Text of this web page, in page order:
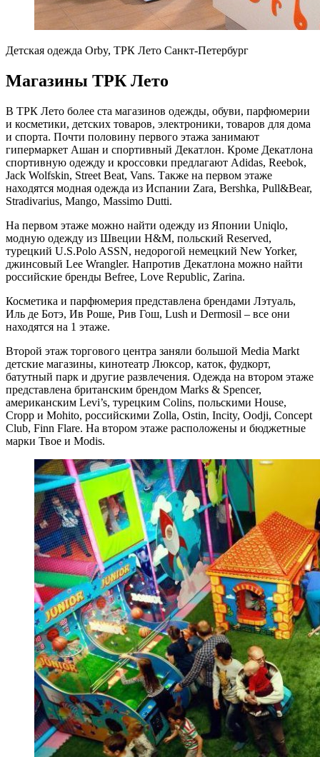
Детская одежда Orby, ТРК Лето Санкт-Петербург
Магазины ТРК Лето
В ТРК Лето более ста магазинов одежды, обуви, парфюмерии
и косметики, детских товаров, электроники, товаров для дома
и спорта. Почти половину первого этажа занимают
гипермаркет Ашан и спортивный Декатлон. Кроме Декатлона
спортивную одежду и кроссовки предлагают Adidas, Reebok,
Jack Wolfskin, Street Beat, Vans. Также на первом этаже
находятся модная одежда из Испании Zara, Bershka, Pull&Bear,
Stradivarius, Mango, Massimo Dutti.
На первом этаже можно найти одежду из Японии Uniqlo,
модную одежду из Швеции H&M, польский Reserved,
турецкий U.S.Polo ASSN, недорогой немецкий New Yorker,
джинсовый Lee Wrangler. Напротив Декатлона можно найти
российские бренды Befree, Love Republic, Zarina.
Косметика и парфюмерия представлена брендами Лэтуаль,
Иль де Ботэ, Ив Роше, Рив Гош, Lush и Dermosil – все они
находятся на 1 этаже.
Второй этаж торгового центра заняли большой Media Markt
детские магазины, кинотеатр Люксор, каток, фудкорт,
батутный парк и другие развлечения. Одежда на втором этаже
представлена британским брендом Marks & Spencer,
американским Levi’s, турецким Colins, польскими House,
Cropp и Mohito, российскими Zolla, Ostin, Incity, Oodji, Concept
Club, Finn Flare. На втором этаже расположены и бюджетные
марки Твое и Modis.